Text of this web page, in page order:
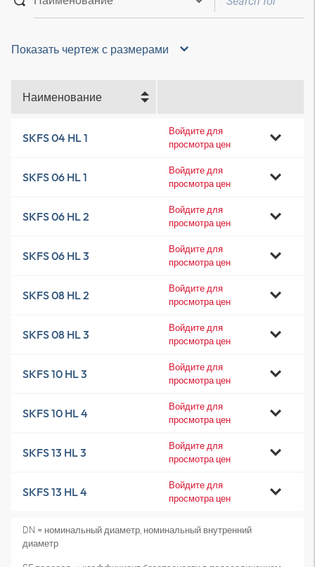
Показать чертеж с размерами
Наименование
SKFS 04 HL 1
Войдите для
просмотра цен
SKFS 06 HL 1
Войдите для
просмотра цен
SKFS 06 HL 2
Войдите для
просмотра цен
SKFS 06 HL 3
Войдите для
просмотра цен
SKFS 08 HL 2
Войдите для
просмотра цен
SKFS 08 HL 3
Войдите для
просмотра цен
SKFS 10 HL 3
Войдите для
просмотра цен
SKFS 10 HL 4
Войдите для
просмотра цен
SKFS 13 HL 3
Войдите для
просмотра цен
SKFS 13 HL 4
Войдите для
просмотра цен
DN = номинальный диаметр, номинальный внутренний
диаметр